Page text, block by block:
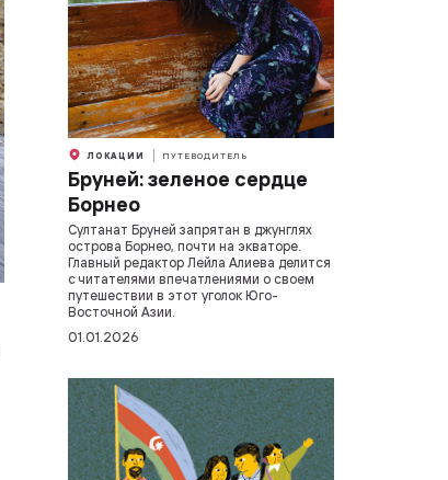
ЛОКАЦИИ ПУТЕВОДИТЕЛЬ
Бруней: зеленое сердце
Борнео
Султанат Бруней запрятан в джунглях
острова Борнео, почти на экваторе.
Главный редактор Лейла Алиева делится
с читателями впечатлениями о своем
путешествии в этот уголок Юго-
Восточной Азии.
01.01.2026